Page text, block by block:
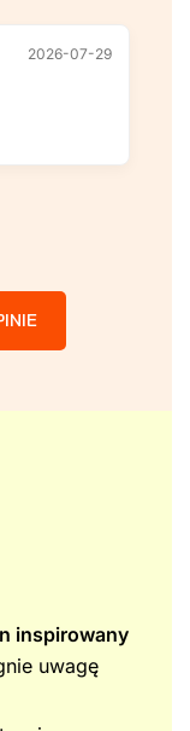
2026-07-29
inspirowany
uwagę